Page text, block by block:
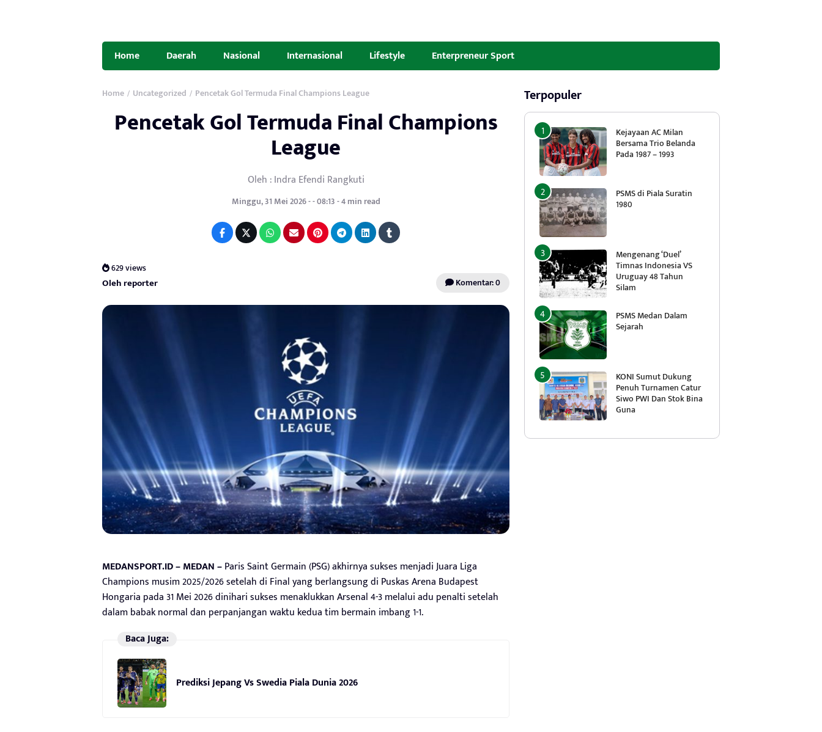
Home Daerah Nasional Internasional Lifestyle Enterpreneur Sport
Home / Uncategorized / Pencetak Gol Termuda Final Champions League
Pencetak Gol Termuda Final Champions
League
Oleh : Indra Efendi Rangkuti
Minggu, 31 Mei 2026 - - 08:13 - 4 min read
629 views
Oleh reporter Komentar: 0
MEDANSPORT.ID – MEDAN –Paris Saint Germain (PSG) akhirnya sukses menjadi Juara Liga
Champions musim 2025/2026 setelah di Final yang berlangsung di Puskas Arena Budapest
Hongaria pada 31 Mei 2026 dinihari sukses menaklukkan Arsenal 4-3 melalui adu penalti setelah
dalam babak normal dan perpanjangan waktu kedua tim bermain imbang 1-1.
Baca Juga:
Prediksi Jepang Vs Swedia Piala Dunia 2026
Terpopuler
Kejayaan AC Milan
Bersama Trio Belanda
Pada 1987 – 1993
PSMS di Piala Suratin
1980
Mengenang ‘Duel’
Timnas Indonesia VS
Uruguay 48 Tahun
Silam
PSMS Medan Dalam
Sejarah
KONI Sumut Dukung
Penuh Turnamen Catur
Siwo PWI Dan Stok Bina
Guna